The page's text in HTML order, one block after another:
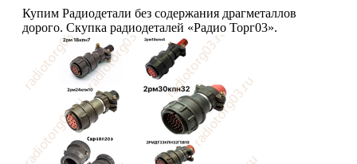
Купим Радиодетали без содержания драгметаллов
дорого. Скупка радиодеталей «Радио Торг03».